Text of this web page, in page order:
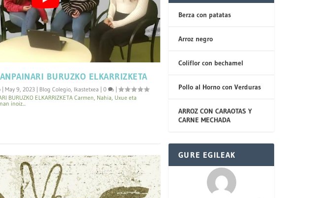
BURUZKO ELKARRIZKETA
| May 9, 2023| Blog Colegio, Ikastetxea | 0
|
BURUZKO ELKARRIZKETA Carmen, Nahia, Uxue eta
inoiz...
Berza con patatas
Arroz negro
Coliflor con bechamel
Pollo al Horno con Verduras
ARROZ CON CARAOTAS Y
CARNE MECHADA
GURE EGILEAK